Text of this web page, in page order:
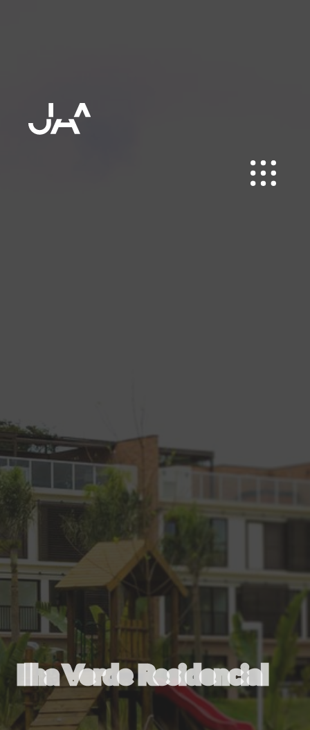
Ilha Verde Residencial